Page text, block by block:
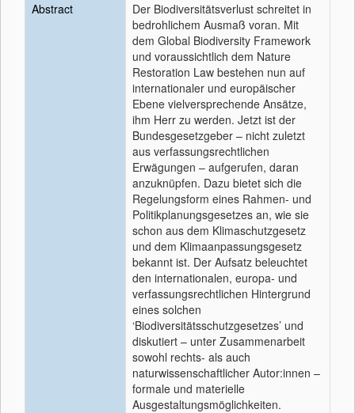
Abstract
Der Biodiversitätsverlust schreitet in
bedrohlichem Ausmaß voran. Mit
dem Global Biodiversity Framework
und voraussichtlich dem Nature
Restoration Law bestehen nun auf
internationaler und europäischer
Ebene vielversprechende Ansätze,
ihm Herr zu werden. Jetzt ist der
Bundesgesetzgeber – nicht zuletzt
aus verfassungsrechtlichen
Erwägungen – aufgerufen, daran
anzuknüpfen. Dazu bietet sich die
Regelungsform eines Rahmen- und
Politikplanungsgesetzes an, wie sie
schon aus dem Klimaschutzgesetz
und dem Klimaanpassungsgesetz
bekannt ist. Der Aufsatz beleuchtet
den internationalen, europa- und
verfassungsrechtlichen Hintergrund
eines solchen
‘Biodiversitätsschutzgesetzes’ und
diskutiert – unter Zusammenarbeit
sowohl rechts- als auch
naturwissenschaftlicher Autor:innen –
formale und materielle
Ausgestaltungsmöglichkeiten.